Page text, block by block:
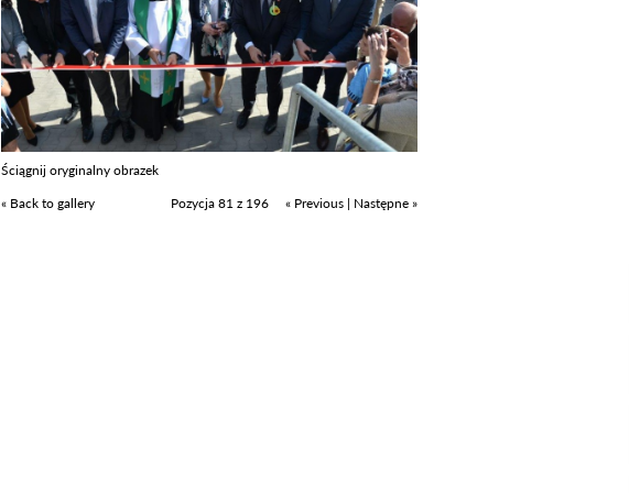
Ściągnij oryginalny obrazek
« Back to gallery
Pozycja 81 z 196 « Previous | Następne »